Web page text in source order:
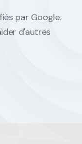
par Google.
d'autres